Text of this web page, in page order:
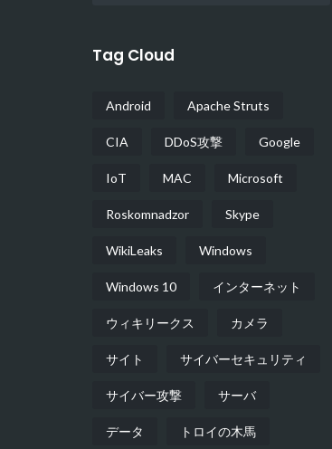
Tag Cloud
Android Apache Struts
CIA DDoS攻撃 Google
IoT MAC Microsoft
Roskomnadzor Skype
WikiLeaks Windows
Windows 10 インターネット
ウィキリークス カメラ
サイト サイバーセキュリティ
サイバー攻撃 サーバ
データ トロイの木馬